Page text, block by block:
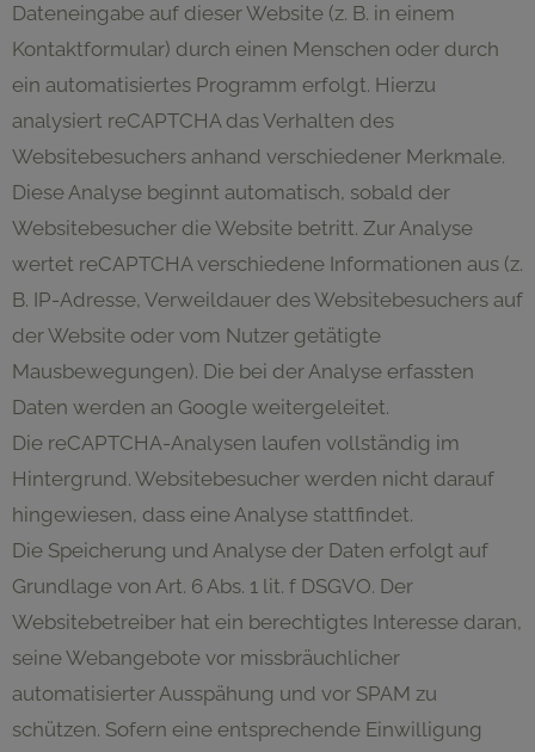
Dateneingabe auf dieser Website (z. B. in einem
Kontaktformular) durch einen Menschen oder durch
ein automatisiertes Programm erfolgt. Hierzu
analysiert reCAPTCHA das Verhalten des
Websitebesuchers anhand verschiedener Merkmale.
Diese Analyse beginnt automatisch, sobald der
Websitebesucher die Website betritt. Zur Analyse
wertet reCAPTCHA verschiedene Informationen aus (z.
B. IP-Adresse, Verweildauer des Websitebesuchers auf
der Website oder vom Nutzer getätigte
Mausbewegungen). Die bei der Analyse erfassten
Daten werden an Google weitergeleitet.
Die reCAPTCHA-Analysen laufen vollständig im
Hintergrund. Websitebesucher werden nicht darauf
hingewiesen, dass eine Analyse stattfindet.
Die Speicherung und Analyse der Daten erfolgt auf
Grundlage von Art. 6 Abs. 1 lit. f DSGVO. Der
Websitebetreiber hat ein berechtigtes Interesse daran,
seine Webangebote vor missbräuchlicher
automatisierter Ausspähung und vor SPAM zu
schützen. Sofern eine entsprechende Einwilligung